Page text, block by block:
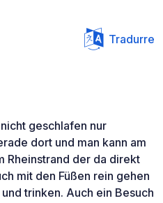
Tradurre
geschlafen nur
dort und man kann am
Rheinstrand der da direkt
mit den Füßen rein gehen
trinken. Auch ein Besuch